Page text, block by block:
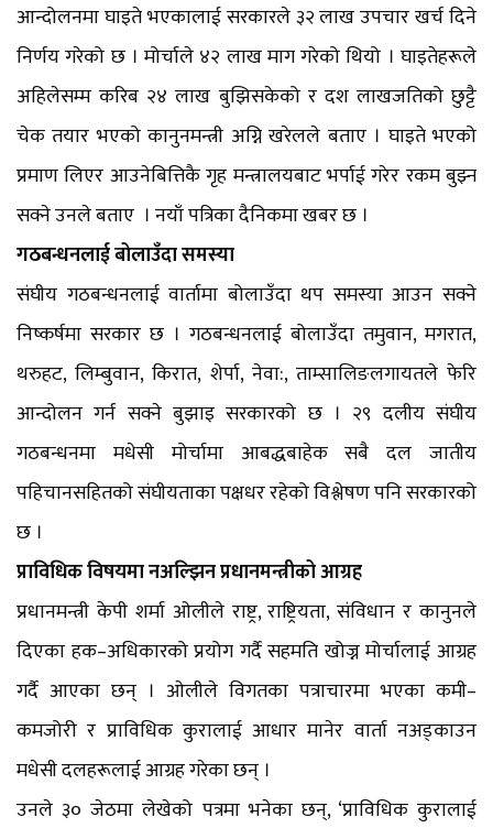
आन्दोलनमा घाइते भएकालाई सरकारले ३२ लाख उपचार खर्च दिने
निर्णय गरेको छ । मोर्चाले ४२ लाख माग गरेको थियो । घाइतेहरूले
अहिलेसम्म करिब २४ लाख बुझिसकेको र दश लाखजतिको छुट्टै
चेक तयार भएको कानुनमन्त्री अग्नि खरेलले बताए । घाइते भएको
प्रमाण लिएर आउनेबित्तिकै गृह मन्त्रालयबाट भर्पाई गरेर रकम बुझ्न
सक्ने उनले बताए । नयाँ पत्रिका दैनिकमा खबर छ ।
गठबन्धनलाई बोलाउँदा समस्या
संघीय गठबन्धनलाई वार्तामा बोलाउँदा थप समस्या आउन सक्ने
निष्कर्षमा सरकार छ । गठबन्धनलाई बोलाउँदा तमुवान, मगरात,
थरुहट, लिम्बुवान, किरात, शेर्पा, नेवा:, ताम्सालिङलगायतले फेरि
आन्दोलन गर्न सक्ने बुझाइ सरकारको छ । २९ दलीय संघीय
गठबन्धनमा मधेसी मोर्चामा आबद्धबाहेक सबै दल जातीय
पहिचानसहितको संघीयताका पक्षधर रहेको विश्लेषण पनि सरकारको
छ ।
प्राविधिक विषयमा नअल्झिन प्रधानमन्त्रीको आग्रह
प्रधानमन्त्री केपी शर्मा ओलीले राष्ट्र, राष्ट्रियता, संविधान र कानुनले
दिएका हक–अधिकारको प्रयोग गर्दै सहमति खोज्न मोर्चालाई आग्रह
गर्दै आएका छन् । ओलीले विगतका पत्राचारमा भएका कमी–
कमजोरी र प्राविधिक कुरालाई आधार मानेर वार्ता नअड्काउन
मधेसी दलहरूलाई आग्रह गरेका छन् ।
उनले ३० जेठमा लेखेको पत्रमा भनेका छन्, ‘प्राविधिक कुरालाई